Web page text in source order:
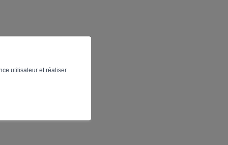
utilisateur et réaliser